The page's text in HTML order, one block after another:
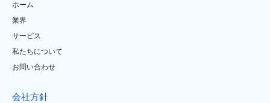
ホーム
業界
サービス
私たちについて
お問い合わせ
会社方針